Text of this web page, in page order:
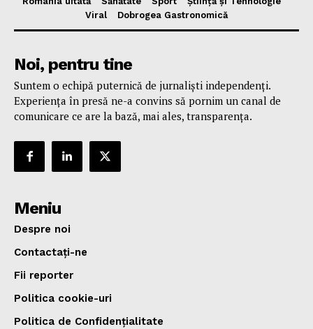
Viral
Dobrogea Gastronomică
Noi, pentru tine
Suntem o echipă puternică de jurnaliști independenți.
Experiența în presă ne-a convins să pornim un canal de
comunicare ce are la bază, mai ales, transparența.
Meniu
Despre noi
Contactați-ne
Fii reporter
Politica cookie-uri
Politica de Confidențialitate